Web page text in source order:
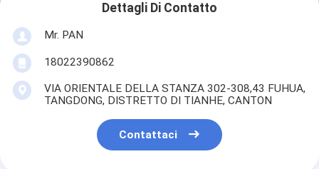
Dettagli Di Contatto
Mr. PAN
18022390862
VIA ORIENTALE DELLA STANZA 302-308,43 FUHUA,
TANGDONG, DISTRETTO DI TIANHE, CANTON
Contattaci